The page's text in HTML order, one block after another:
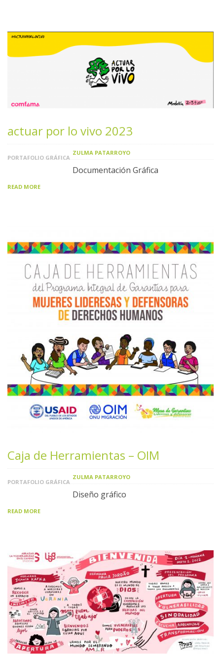
actuar por lo vivo 2023
PORTAFOLIO GRÁFICA
ZULMA PATARROYO
Documentación Gráfica
READ MORE
Caja de Herramientas – OIM
PORTAFOLIO GRÁFICA
ZULMA PATARROYO
Diseño gráfico
READ MORE